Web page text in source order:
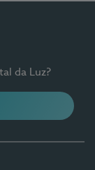
da Luz?